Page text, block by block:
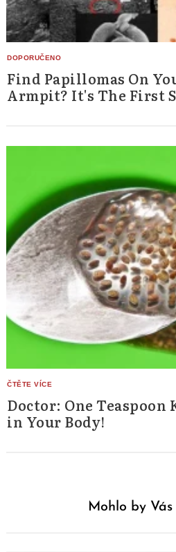
Find Papillomas On
Armpit? It's The First
Doctor: One
in Your Body!
Mohlo by